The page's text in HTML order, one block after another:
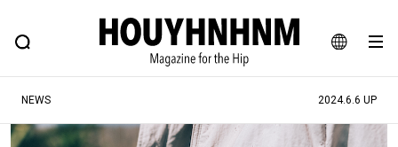
JA
EN
FEATURE BLOG SNAP
ヒップなファッション、カルチャー、ライフスタイルWEBマガジン
NEWS 2024.6.6 UP